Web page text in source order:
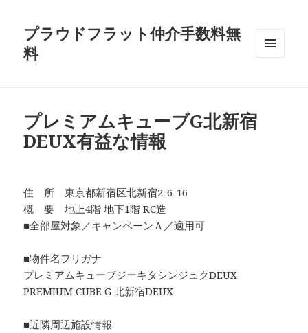
プラウドフラット仲介手数料無
料
プレミアムキューブG北新宿
DEUX有益な情報
住 所 東京都新宿区北新宿2-6-16
概 要 地上4階 地下1階 RC造
■全部屋対象／キャンペーンＡ／適用可
■物件名フリガナ
プレミアムキューブジーキタシンジュクDEUX
PREMIUM CUBE G 北新宿DEUX
■近隣周辺施設情報